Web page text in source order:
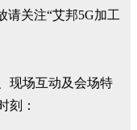
请关注“艾邦5G加工
现场互动及会场特
刻：